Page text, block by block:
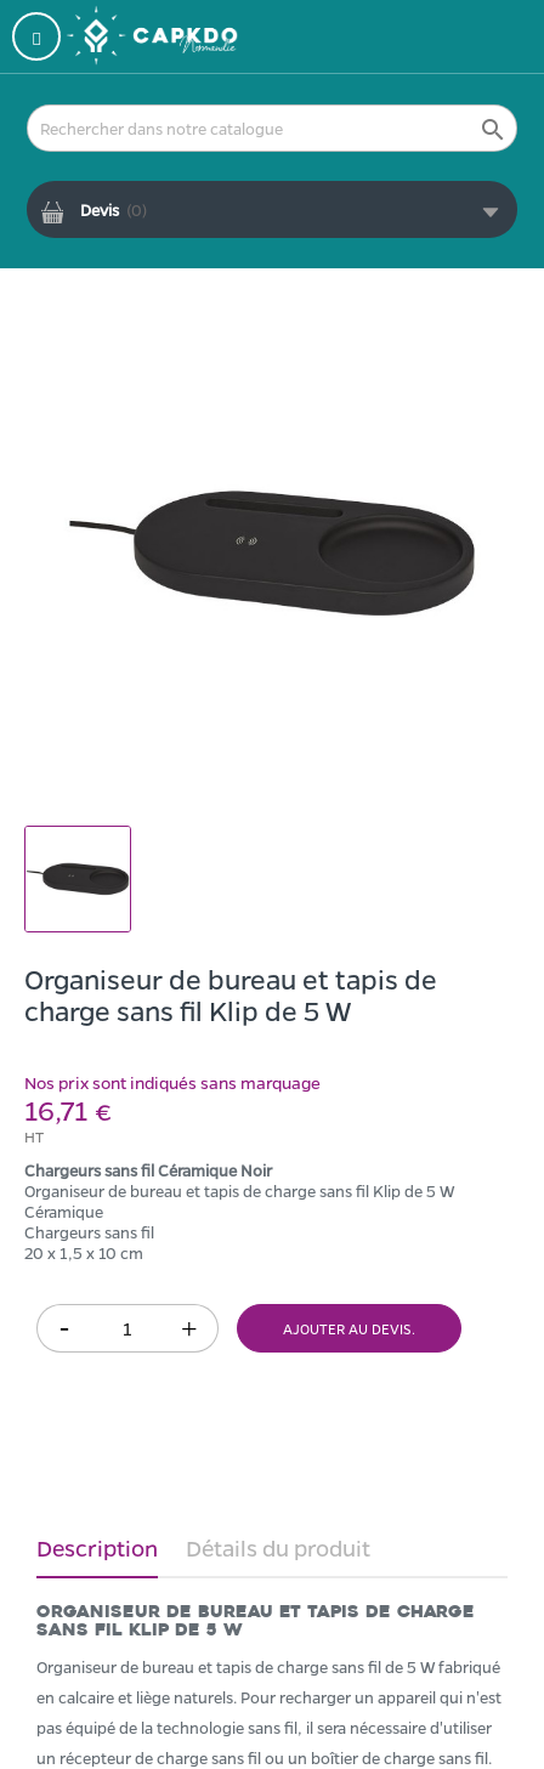

Devis (0)
Organiseur de bureau et tapis de
charge sans fil Klip de 5 W
Nos prix sont indiqués sans marquage
16,71 €
HT
Chargeurs sans fil Céramique Noir
Organiseur de bureau et tapis de charge sans fil Klip de 5 W
Céramique
Chargeurs sans fil
20 x 1,5 x 10 cm
AJOUTER AU DEVIS.
Description Détails du produit
Organiseur de bureau et tapis de charge
sans fil Klip de 5 W
Organiseur de bureau et tapis de charge sans fil de 5 W fabriqué
en calcaire et liège naturels. Pour recharger un appareil qui n'est
pas équipé de la technologie sans fil, il sera nécessaire d'utiliser
un récepteur de charge sans fil ou un boîtier de charge sans fil.